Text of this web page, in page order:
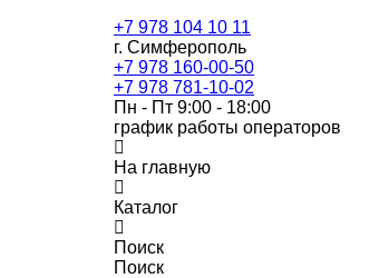
+7 978 104 10 11
г. Симферополь
+7 978 160-00-50
+7 978 781-10-02
Пн - Пт 9:00 - 18:00
график работы операторов
На главную
Каталог
Поиск
Поиск